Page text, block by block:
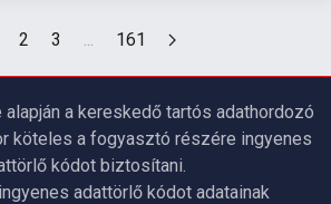
2 3 161
alapján a kereskedő tartós adathordozó
köteles a fogyasztó részére ingyenes
kódot biztosítani.
adattörlő kódot adatainak